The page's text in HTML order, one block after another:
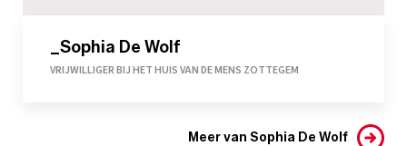
_Sophia De Wolf
VRIJWILLIGER BIJ HET HUIS VAN DE MENS ZOTTEGEM
Meer van Sophia De Wolf